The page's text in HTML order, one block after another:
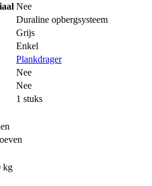
Nee
Duraline opbergsysteem
Grijs
Enkel
Plankdrager
Nee
Nee
1 stuks
kg